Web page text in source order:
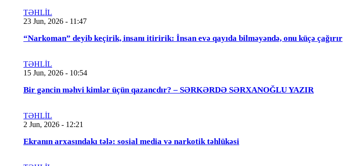
TƏHLİL
23 Jun, 2026 - 11:47
“Narkoman” deyib keçirik, insanı itiririk: İnsan evə qayıda bilməyəndə, onu küçə çağırır
TƏHLİL
15 Jun, 2026 - 10:54
Bir gəncin məhvi kimlər üçün qazancdır? – SƏRKƏRDƏ SƏRXANOĞLU YAZIR
TƏHLİL
2 Jun, 2026 - 12:21
Ekranın arxasındakı tələ: sosial media və narkotik təhlükəsi